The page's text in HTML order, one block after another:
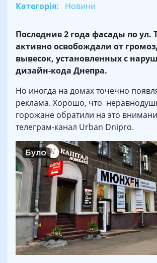
Категорія: Новини
Последние 2 года фасады по ул.
активно освобождали от
вывесок, установленных с
дизайн-кода Днепра.
Но иногда на домах точечно
реклама. Хорошо, что
горожане обратили на это
телеграм-канал Urban Dnipro.